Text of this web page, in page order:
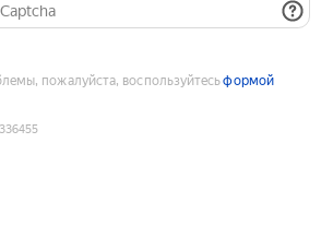
пожалуйста, воспользуйтесьформой